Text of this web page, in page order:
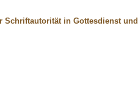
Schriftautorität in Gottesdienst und